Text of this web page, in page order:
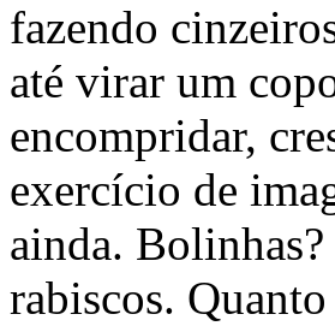
fazendo
até virar um
encompridar,
exercício de
ainda.
rabiscos.